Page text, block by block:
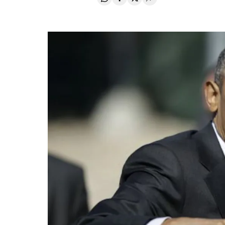
Compartir en Whatsapp
Compartir en Facebook
Compartir en Twitter
Desplegar Redes